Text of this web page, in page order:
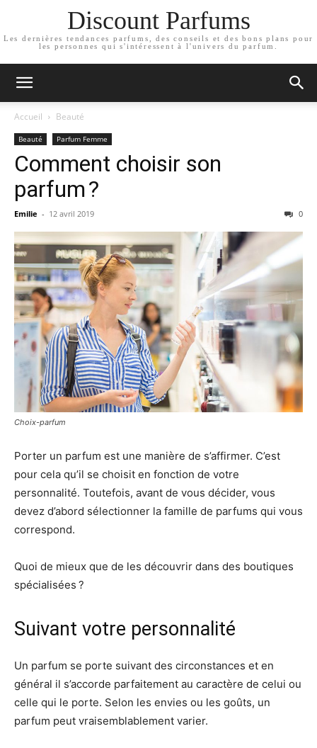
Discount Parfums
Les dernières tendances parfums, des conseils et des bons plans pour
les personnes qui s'intéressent à l'univers du parfum.
Accueil Beauté
Beauté Parfum Femme
Comment choisir son
parfum ?
Emilie - 12 avril 2019 0
Choix-parfum
Porter un parfum est une manière de s’affirmer. C’est
pour cela qu’il se choisit en fonction de votre
personnalité. Toutefois, avant de vous décider, vous
devez d’abord sélectionner la famille de parfums qui vous
correspond.
Quoi de mieux que de les découvrir dans des boutiques
spécialisées ?
Suivant votre personnalité
Un parfum se porte suivant des circonstances et en
général il s’accorde parfaitement au caractère de celui ou
celle qui le porte. Selon les envies ou les goûts, un
parfum peut vraisemblablement varier.